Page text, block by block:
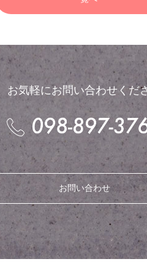
お気軽にお問い合わせくだ
お問い合わせ